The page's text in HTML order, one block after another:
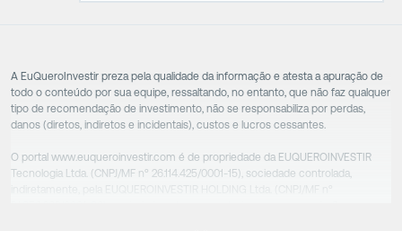
A EuQueroInvestir preza pela qualidade da informação e atesta a apuração de
todo o conteúdo por sua equipe, ressaltando, no entanto, que não faz qualquer
tipo de recomendação de investimento, não se responsabiliza por perdas,
danos (diretos, indiretos e incidentais), custos e lucros cessantes.
O portal www.euqueroinvestir.com é de propriedade da EUQUEROINVESTIR
Tecnologia Ltda. (CNPJ/MF nº 26.114.425/0001-15), sociedade controlada,